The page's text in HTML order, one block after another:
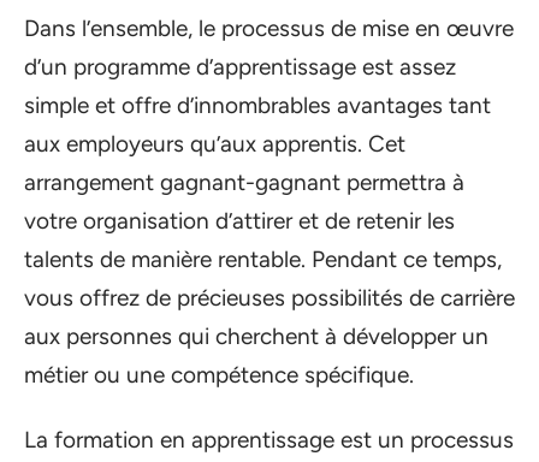
Dans l’ensemble, le processus de mise en œuvre
d’un programme d’apprentissage est assez
simple et offre d’innombrables avantages tant
aux employeurs qu’aux apprentis. Cet
arrangement gagnant-gagnant permettra à
votre organisation d’attirer et de retenir les
talents de manière rentable. Pendant ce temps,
vous offrez de précieuses possibilités de carrière
aux personnes qui cherchent à développer un
métier ou une compétence spécifique.
La formation en apprentissage est un processus